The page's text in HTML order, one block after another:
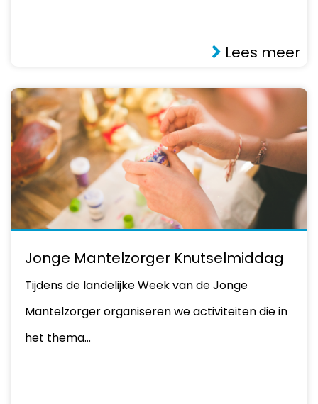
Lees meer
Jonge Mantelzorger Knutselmiddag
Tijdens de landelijke Week van de Jonge
Mantelzorger organiseren we activiteiten die in
het thema…